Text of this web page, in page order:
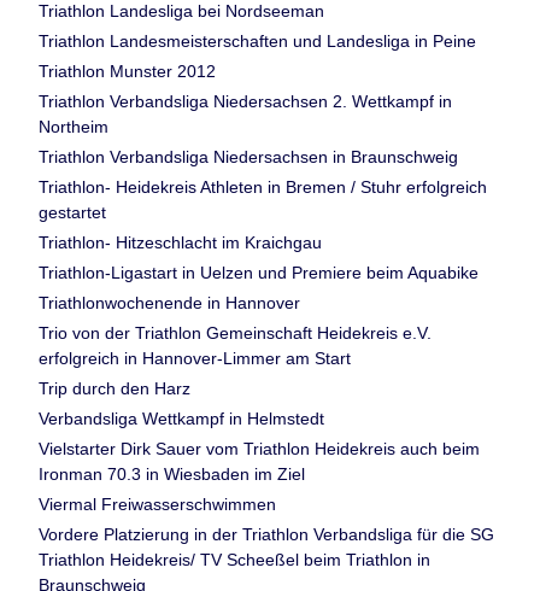
Triathlon Landesliga bei Nordseeman
Triathlon Landesmeisterschaften und Landesliga in Peine
Triathlon Munster 2012
Triathlon Verbandsliga Niedersachsen 2. Wettkampf in
Northeim
Triathlon Verbandsliga Niedersachsen in Braunschweig
Triathlon- Heidekreis Athleten in Bremen / Stuhr erfolgreich
gestartet
Triathlon- Hitzeschlacht im Kraichgau
Triathlon-Ligastart in Uelzen und Premiere beim Aquabike
Triathlonwochenende in Hannover
Trio von der Triathlon Gemeinschaft Heidekreis e.V.
erfolgreich in Hannover-Limmer am Start
Trip durch den Harz
Verbandsliga Wettkampf in Helmstedt
Vielstarter Dirk Sauer vom Triathlon Heidekreis auch beim
Ironman 70.3 in Wiesbaden im Ziel
Viermal Freiwasserschwimmen
Vordere Platzierung in der Triathlon Verbandsliga für die SG
Triathlon Heidekreis/ TV Scheeßel beim Triathlon in
Braunschweig